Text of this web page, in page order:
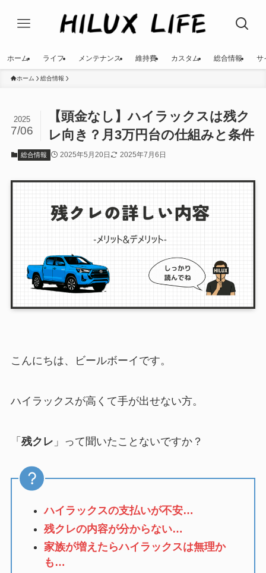
ホーム ライフ メンテナンス 維持費 カスタム 総合情報 サ
ホーム 総合情報
【頭金なし】ハイラックスは残ク
レ向き？月3万円台の仕組みと条件
2025
7/06
総合情報 2025年5月20日 2025年7月6日
こんにちは、ビールボーイです。
ハイラックスが高くて手が出せない方。
「 残クレ 」って聞いたことないですか？
ハイラックスの支払いが不安…
残クレの内容が分からない…
家族が増えたらハイラックスは無理か
も…